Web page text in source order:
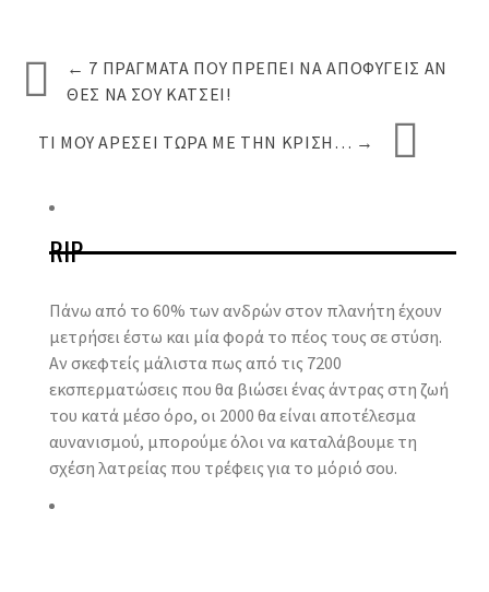
← 7 ΠΡΆΓΜΑΤΑ ΠΟΥ ΠΡΈΠΕΙ ΝΑ ΑΠΟΦΎΓΕΙΣ ΑΝ
ΘΈΣ ΝΑ ΣΟΥ ΚΆΤΣΕΙ!
ΤΙ ΜΟΥ ΑΡΈΣΕΙ ΤΏΡΑ ΜΕ ΤΗΝ ΚΡΊΣΗ… →
RIP
Πάνω από το 60% των ανδρών στον πλανήτη έχουν
μετρήσει έστω και μία φορά το πέος τους σε στύση.
Αν σκεφτείς μάλιστα πως από τις 7200
εκσπερματώσεις που θα βιώσει ένας άντρας στη ζωή
του κατά μέσο όρο, οι 2000 θα είναι αποτέλεσμα
αυνανισμού, μπορούμε όλοι να καταλάβουμε τη
σχέση λατρείας που τρέφεις για το μόριό σου.